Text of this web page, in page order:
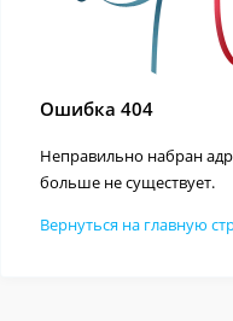
Ошибка 404
Неправильно набран
больше не существует.
Вернуться на главную